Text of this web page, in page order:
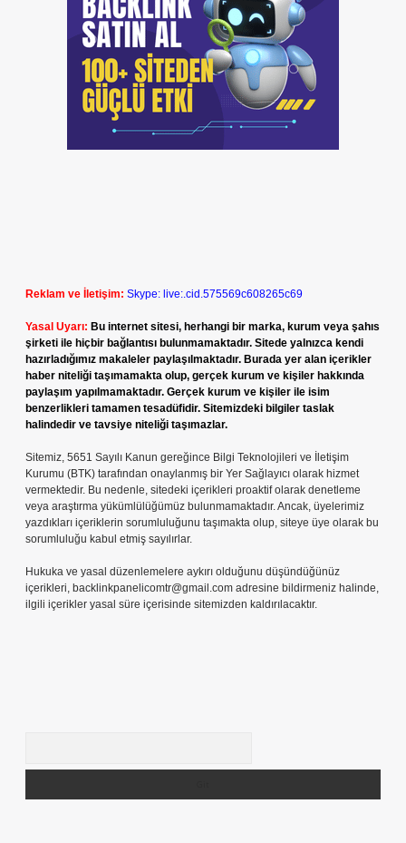
Reklam ve İletişim: Skype: live:.cid.575569c608265c69
Yasal Uyarı: Bu internet sitesi, herhangi bir marka, kurum veya şahıs
şirketi ile hiçbir bağlantısı bulunmamaktadır. Sitede yalnızca kendi
hazırladığımız makaleler paylaşılmaktadır. Burada yer alan içerikler
haber niteliği taşımamakta olup, gerçek kurum ve kişiler hakkında
paylaşım yapılmamaktadır. Gerçek kurum ve kişiler ile isim
benzerlikleri tamamen tesadüfidir. Sitemizdeki bilgiler taslak
halindedir ve tavsiye niteliği taşımazlar.
Sitemiz, 5651 Sayılı Kanun gereğince Bilgi Teknolojileri ve İletişim
Kurumu (BTK) tarafından onaylanmış bir Yer Sağlayıcı olarak hizmet
vermektedir. Bu nedenle, sitedeki içerikleri proaktif olarak denetleme
veya araştırma yükümlülüğümüz bulunmamaktadır. Ancak, üyelerimiz
yazdıkları içeriklerin sorumluluğunu taşımakta olup, siteye üye olarak bu
sorumluluğu kabul etmiş sayılırlar.
Hukuka ve yasal düzenlemelere aykırı olduğunu düşündüğünüz
içerikleri, backlinkpanelicomtr@gmail.com adresine bildirmeniz halinde,
ilgili içerikler yasal süre içerisinde sitemizden kaldırılacaktır.